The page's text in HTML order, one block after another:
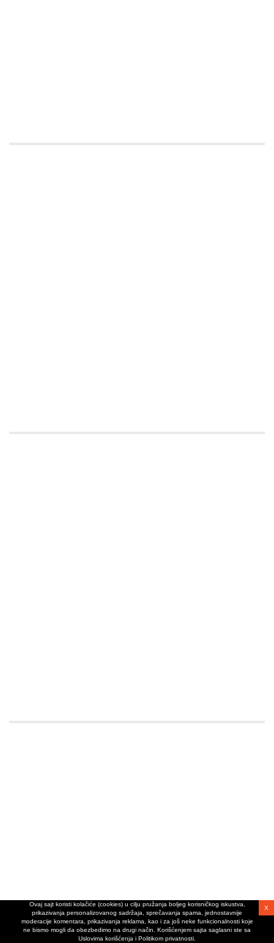
Ovaj sajt koristi kolačiće (cookies) u cilju pružanja boljeg korisničkog iskustva,
prikazivanja personalizovanog sadržaja, sprečavanja spama, jednostavnije
moderacije komentara, prikazivanja reklama, kao i za još neke funkcionalnosti koje
ne bismo mogli da obezbedimo na drugi način. Korišćenjem sajta saglasni ste sa
Uslovima korišćenja i Politikom privatnosti.
X